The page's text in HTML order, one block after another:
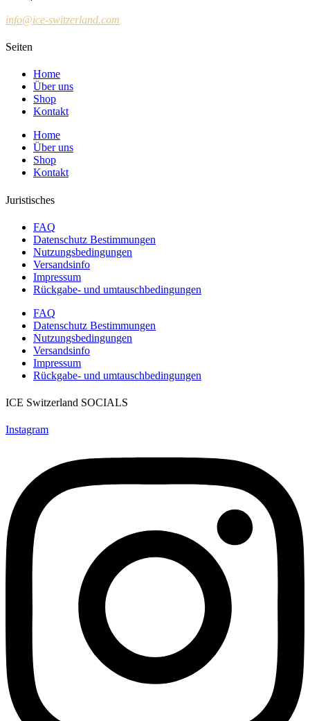
info@ice-switzerland.com
Seiten
Home
Über uns
Shop
Kontakt
Home
Über uns
Shop
Kontakt
Juristisches
FAQ
Datenschutz Bestimmungen
Nutzungsbedingungen
Versandsinfo
Impressum
Rückgabe- und umtauschbedingungen
FAQ
Datenschutz Bestimmungen
Nutzungsbedingungen
Versandsinfo
Impressum
Rückgabe- und umtauschbedingungen
ICE Switzerland SOCIALS
Instagram